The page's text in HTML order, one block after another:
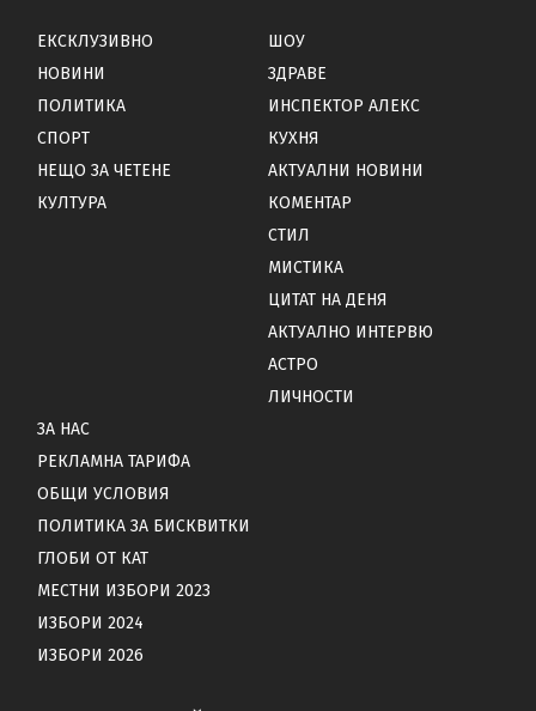
ЕКСКЛУЗИВНО
НОВИНИ
ПОЛИТИКА
СПОРТ
НЕЩО ЗА ЧЕТЕНЕ
КУЛТУРА
ШОУ
ЗДРАВЕ
ИНСПЕКТОР АЛЕКС
КУХНЯ
АКТУАЛНИ НОВИНИ
КОМЕНТАР
СТИЛ
МИСТИКА
ЦИТАТ НА ДЕНЯ
АКТУАЛНО ИНТЕРВЮ
АСТРО
ЛИЧНОСТИ
ЗА НАС
РЕКЛАМНА ТАРИФА
ОБЩИ УСЛОВИЯ
ПОЛИТИКА ЗА БИСКВИТКИ
ГЛОБИ ОТ КАТ
МЕСТНИ ИЗБОРИ 2023
ИЗБОРИ 2024
ИЗБОРИ 2026